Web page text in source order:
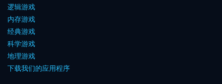
逻辑游戏
内存游戏
经典游戏
科学游戏
地理游戏
下载我们的应用程序